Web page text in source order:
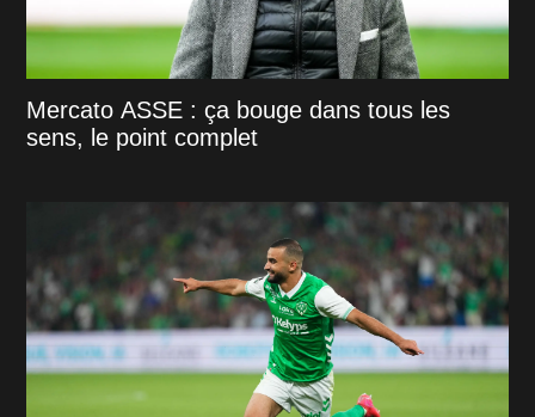
Mercato ASSE : ça bouge dans tous les
sens, le point complet